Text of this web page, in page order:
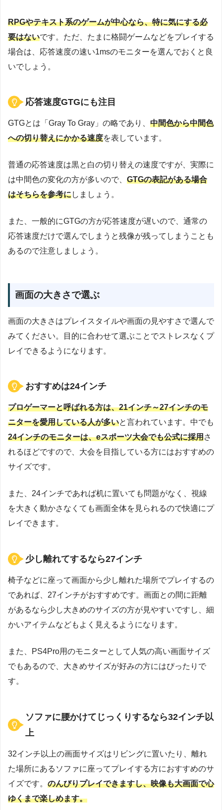
RPGやテキスト系のゲームが中心なら、特に気にする必
要はないです。ただ、たまに格闘ゲームなどをプレイする
場合は、応答速度の速い1msのモニターを選んでおくと良
いでしょう。
応答速度GTGにも注目
GTGとは「Gray To Gray」の略であり、 中間色から中間色
への切り替えにかかる速度を表しています。
普通の応答速度は黒と白の切り替えの速度ですが、実際に
は中間色の変化の方が多いので、 GTGの表記がある場合
はそちらを参考にしましょう。
また、一般的にGTGの方が応答速度が遅いので、通常の
応答速度だけで選んでしまうと残像が残ってしまうことも
あるので注意しましょう。
画面の大きさで選ぶ
画面の大きさはプレイスタイルや画面の見やすさで選んで
みてください。目的に合わせて選ぶことでストレスなくプ
レイできるようになります。
おすすめは24インチ
プロゲーマーと呼ばれる方は、21インチ～27インチのモ
ニターを愛用している人が多いと言われています。中でも
24インチのモニターは、eスポーツ大会でも公式に採用さ
れるほどですので、大会を目指している方にはおすすめの
サイズです。
また、24インチであれば机に置いても問題がなく、視線
を大きく動かさなくても画面全体を見られるので快適にプ
レイできます。
少し離れてするなら27インチ
椅子などに座って画面から少し離れた場所でプレイするの
であれば、27インチがおすすめです。画面との間に距離
があるなら少し大きめのサイズの方が見やすいですし、細
かいアイテムなどもよく見えるようになります。
また、PS4Pro用のモニターとして人気の高い画面サイズ
でもあるので、大きめサイズが好みの方にはぴったりで
す。
ソファに腰かけてじっくりするなら32インチ以
上
32インチ以上の画面サイズはリビングに置いたり、離れ
た場所にあるソファに座ってプレイする方におすすめのサ
イズです。 のんびりプレイできますし、映像も大画面で心
ゆくまで楽しめます。